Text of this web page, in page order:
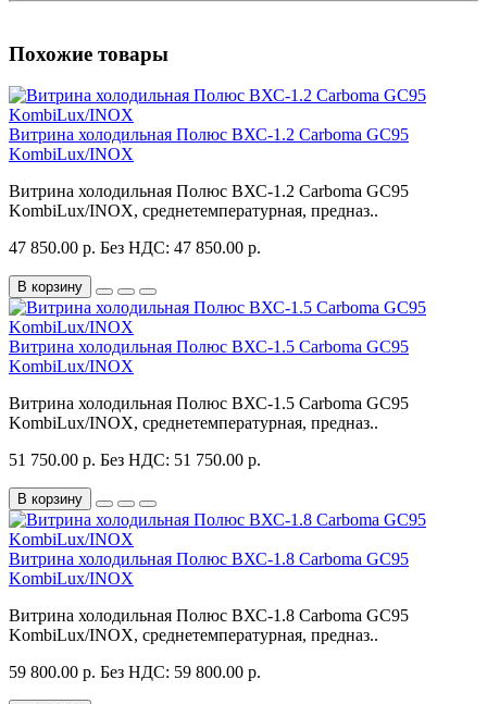
Похожие товары
Витрина холодильная Полюс ВХС-1.2 Carboma GC95
KombiLux/INOX
Витрина холодильная Полюс ВХС-1.2 Carboma GC95
KombiLux/INOX, среднетемпературная, предназ..
47 850.00 р. Без НДС: 47 850.00 р.
В корзину
Витрина холодильная Полюс ВХС-1.5 Carboma GC95
KombiLux/INOX
Витрина холодильная Полюс ВХС-1.5 Carboma GC95
KombiLux/INOX, среднетемпературная, предназ..
51 750.00 р. Без НДС: 51 750.00 р.
В корзину
Витрина холодильная Полюс ВХС-1.8 Carboma GC95
KombiLux/INOX
Витрина холодильная Полюс ВХС-1.8 Carboma GC95
KombiLux/INOX, среднетемпературная, предназ..
59 800.00 р. Без НДС: 59 800.00 р.